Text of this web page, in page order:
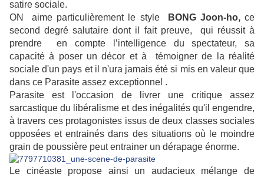
satire sociale.
ON aime particulièrement le style
BONG Joon-ho,ce
second degré salutaire dont il fait preuve, qui réussit à
prendre en compte l’intelligence du spectateur, sa
capacité à poser un décor et à témoigner de la réalité
sociale d'un pays et il n'ura jamais été si mis en valeur que
dans ce Parasite assez exceptionnel .
Parasite est l'occasion de livrer une critique assez
sarcastique du libéralisme et des inégalités qu'il engendre,
à travers ces protagonistes issus de deux classes sociales
opposées et entrainés dans des situations où le moindre
grain de poussière peut entrainer un dérapage énorme.
Le cinéaste propose ainsi un audacieux mélange de